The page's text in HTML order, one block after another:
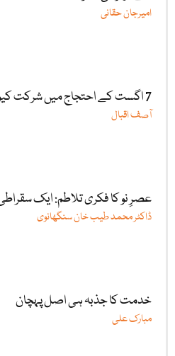
امیرجان حقانی
7 اگست کے احتجاج میں شرکت کیوں ضروری ہے؟
آصف اقبال
عصرِ نو کا فکری تلاطم: ایک
ڈاکٹر محمد طیب خان سنگھانوی
خدمت کا جذبہ ہی اصل پہچان
مبارک علی